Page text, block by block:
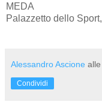
MEDA
Palazzetto dello
Alessandro Ascione alle
Condividi